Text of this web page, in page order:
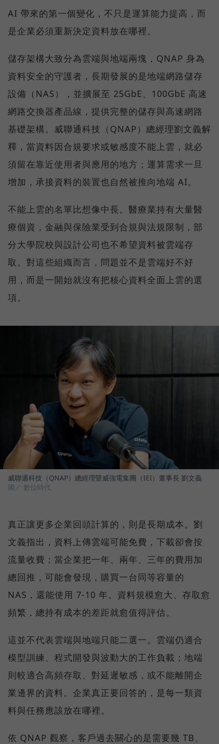
AI 帶來的第一個變化，不只是運算能力提高，而
是企業必須重新決定資料放在哪裡。
儲存架構大致分為雲端與地端兩塊，QNAP 身為
資料安全的守護者，長期發展的是地端網路儲存
設備（NAS），並擴展至 25GbE、100GbE 高速
網路交換器產品線，提供完整的儲存與高速網路
基礎架構。威聯通科技（QNAP）總經理劉文義解
釋，當資料因合規要求或敏感度不能上雲，就必
須留在靠近使用者與應用的地方；運算需求一旦
增加，承接資料的裝置也自然被推向地端 AI。
不能上雲的名單比想像中長。醫療業持有大量醫
療個資，金融與保險業受到合規與法規限制，部
分大學院校與設計公司也不希望資料被雲端存
取。對這些組織而言，問題並不是雲端好不好
用，而是一開始就沒有把核心資料全面上雲的選
項。
威聯通科技（QNAP）總經理暨威強電集團（IEI）董事長 劉文義
圖／ 數位時代
真正讓更多企業回頭計算的，則是長期成本。劉
文義指出，資料上傳雲端可能免費，下載卻會按
流量收費；當企業把一年、兩年、三年的費用加
總回推，可能會發現，購買一台同等容量的
NAS，還能使用 7-10 年。資料規模愈大、存取愈
頻繁，總持有成本的差距就愈值得評估。
這並不代表雲端與地端只能二選一。雲端仍適合
模型訓練、程式開發與波動大的工作負載；地端
則較適合高頻存取、對延遲敏感，或不能離開企
業邊界的資料。企業真正要回答的，是每一類資
料與任務應該放在哪裡。
依 QNAP 觀察，客戶過去關心的是需要幾 TB、